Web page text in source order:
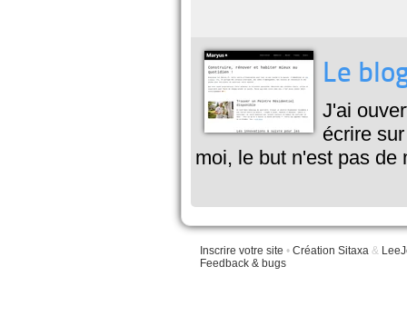
Le
J'ai
écrire
moi, le but n'est pas de
Inscrire votre site • Création Sitaxa &
Feedback & bugs